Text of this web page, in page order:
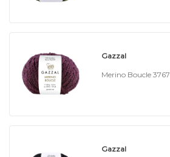
Gazzal
Merino Boucle 3767
Gazzal